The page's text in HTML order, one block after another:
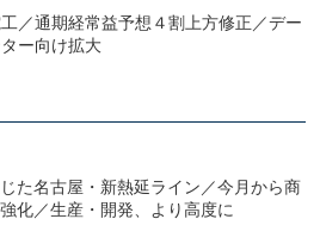
／通期経常益予想４割上方修正／デー
ー向け拡大
た名古屋・新熱延ライン／今月から商
化／生産・開発、より高度に